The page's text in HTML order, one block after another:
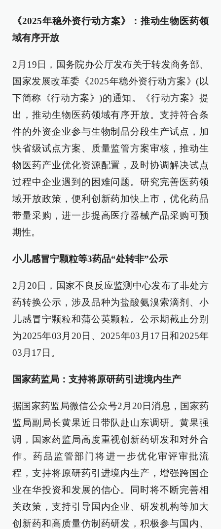
《2025年稳外资行动方案》：推动生物医药领
域有序开放
2月19日，国务院办公厅发布关于转发商务部、
国家发展改革委《2025年稳外资行动方案》(以
下简称《行动方案》)的通知。《行动方案》提
出，推动生物医药领域有序开放。支持符合条
件的外资企业参与生物制品分段生产试点，加
快省级试点方案、质量监管方案审核，推动生
物医药产业优化资源配置，及时协调解决试点
过程中企业遇到的困难问题。研究完善医药领
域开放政策，便利创新药加快上市，优化药品
带量采购，进一步提高医疗器械产品采购可预
期性。
小儿感冒宁颗粒等3药品“处转非”公示
2月20日，国家不良反应监测中心发布了非处方
药转换公示，涉及品种为盐酸氨溴索滴剂、小
儿感冒宁颗粒和蒲公英颗粒。公示期截止分别
为2025年03月20日、2025年03月17日和2025年
03月17日。
国家药监局：支持将原研药引进境内生产
据国家药监局微信公众号2月20日消息，国家药
监局副局长黄果近日带队赴山东调研。黄果强
调，国家药监局高度重视创新药研发和对外合
作。药品监管部门将进一步优化审评审批流
程，支持将原研药引进境内生产，增强跨国企
业在华投资和发展的信心。同时将不断完善相
关政策，支持引导国内企业、研发机构等加大
创新药和高质量仿制药研发，积极参与国内、